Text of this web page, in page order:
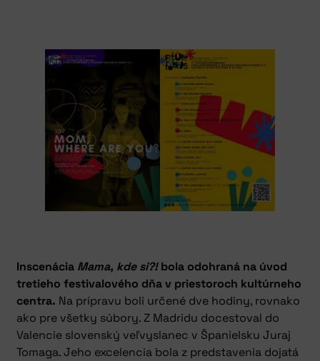
Inscenácia Mama, kde si?!bola odohraná na úvod
tretieho festivalového dňa v priestoroch kultúrneho
centra. Na prípravu boli určené dve hodiny, rovnako
ako pre všetky súbory. Z Madridu docestoval do
Valencie slovenský veľvyslanec v Španielsku Juraj
Tomaga. Jeho excelencia bola z predstavenia dojatá